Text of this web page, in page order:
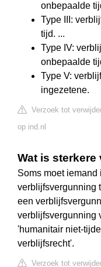
onbepaalde
Type III:
tijd. ...
Type IV:
onbepaalde
Type V:
ingezetene.
Verzoek tot
op ind.nl
Wat is
Soms moet
verblijfsvergunning
een
verblijfsvergunning
'humanitair niet-
verblijfsrecht'.
Verzoek tot